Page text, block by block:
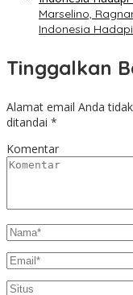
Marselino,
Indonesia
Tinggalkan
Alamat email Anda
ditandai *
Komentar